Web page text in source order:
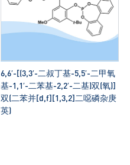
6,6′-[(3,3′-二叔丁基-5,5′-二甲氧
基-1,1′-二苯基-2,2′-二基)双(氧)]
双(二苯并[d,f][1,3,2]二噁磷杂庚
英)